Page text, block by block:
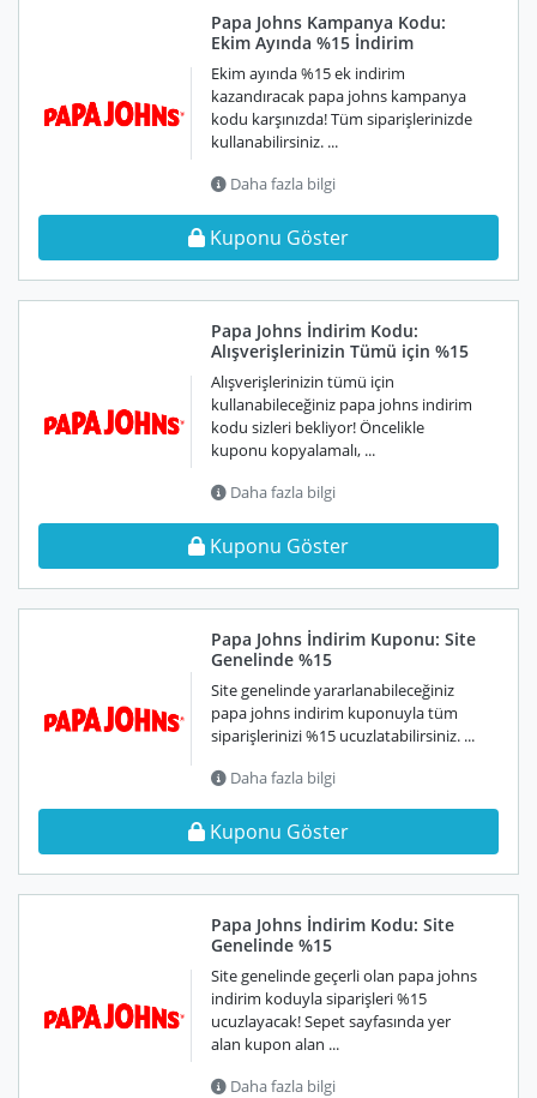
Papa Johns Kampanya Kodu:
Ekim Ayında %15 İndirim
Ekim ayında %15 ek indirim
kazandıracak papa johns kampanya
kodu karşınızda! Tüm siparişlerinizde
kullanabilirsiniz. ...
Daha fazla bilgi
Kuponu Göster
Papa Johns İndirim Kodu:
Alışverişlerinizin Tümü için %15
Alışverişlerinizin tümü için
kullanabileceğiniz papa johns indirim
kodu sizleri bekliyor! Öncelikle
kuponu kopyalamalı, ...
Daha fazla bilgi
Kuponu Göster
Papa Johns İndirim Kuponu: Site
Genelinde %15
Site genelinde yararlanabileceğiniz
papa johns indirim kuponuyla tüm
siparişlerinizi %15 ucuzlatabilirsiniz. ...
Daha fazla bilgi
Kuponu Göster
Papa Johns İndirim Kodu: Site
Genelinde %15
Site genelinde geçerli olan papa johns
indirim koduyla siparişleri %15
ucuzlayacak! Sepet sayfasında yer
alan kupon alan ...
Daha fazla bilgi